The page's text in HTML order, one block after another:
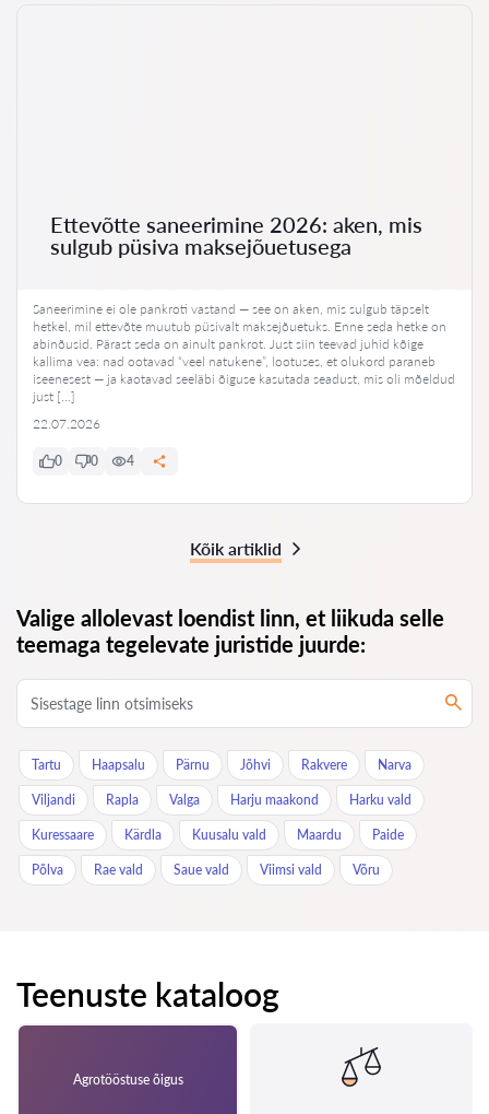
Ettevõtte saneerimine 2026: aken, mis
sulgub püsiva maksejõuetusega
Saneerimine ei ole pankroti vastand — see on aken, mis sulgub täpselt
hetkel, mil ettevõte muutub püsivalt maksejõuetuks. Enne seda hetke on
abinõusid. Pärast seda on ainult pankrot. Just siin teevad juhid kõige
kallima vea: nad ootavad “veel natukene”, lootuses, et olukord paraneb
iseenesest — ja kaotavad seeläbi õiguse kasutada seadust, mis oli mõeldud
just […]
22.07.2026
0 0 4
Kõik artiklid
Valige allolevast loendist linn, et liikuda selle
teemaga tegelevate juristide juurde:
Tartu Haapsalu Pärnu Jõhvi Rakvere Narva
Viljandi Rapla Valga Harju maakond Harku vald
Kuressaare Kärdla Kuusalu vald Maardu Paide
Põlva Rae vald Saue vald Viimsi vald Võru
Teenuste kataloog
Agrotööstuse õigus